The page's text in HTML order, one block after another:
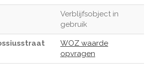
Verblijfsobject in
gebruik
WOZ waarde
opvragen